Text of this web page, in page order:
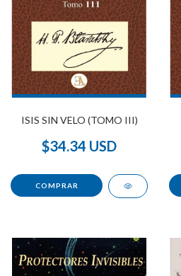
ISIS SIN VELO (TOMO III)
$34.34 USD